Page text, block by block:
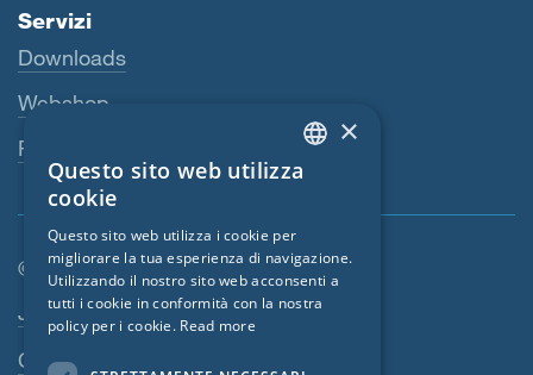
Servizi
Downloads
Webshop
Persona di riferimento
© SIGA 2026
Area di navigazione footer
Jobs
Contatto
ENGLISH
FRENCH
CZECH
×
Questo sito web utilizza
cookie
Questo sito web utilizza i cookie per
migliorare la tua esperienza di navigazione.
Utilizzando il nostro sito web acconsenti a
tutti i cookie in conformità con la nostra
policy per i cookie. Read more